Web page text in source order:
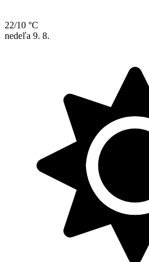
22/10 °C
nedeľa 9. 8.